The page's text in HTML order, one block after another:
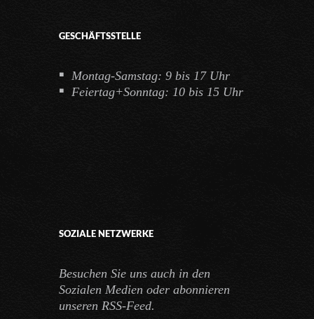
GESCHÄFTSSTELLE
Montag-Samstag: 9 bis 17 Uhr
Feiertag+Sonntag: 10 bis 15 Uhr
SOZIALE NETZWERKE
Besuchen Sie uns auch in den
Sozialen Medien oder abonnieren
unseren RSS-Feed.